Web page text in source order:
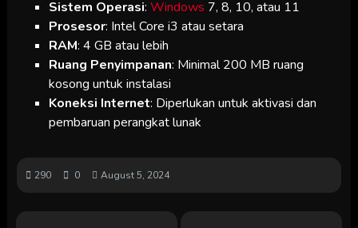
Sistem Operasi: Windows 7, 8, 10, atau 11
Prosesor: Intel Core i3 atau setara
RAM: 4 GB atau lebih
Ruang Penyimpanan: Minimal 200 MB ruang
kosong untuk instalasi
Koneksi Internet: Diperlukan untuk aktivasi dan
pembaruan perangkat lunak
290 0 August 5, 2024